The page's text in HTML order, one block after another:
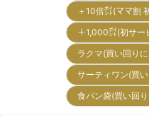
＋10倍㌽(ママ割
＋1,000㌽(初サ
ラクマ(買い回り
サーティワン(買
食パン袋(買い回